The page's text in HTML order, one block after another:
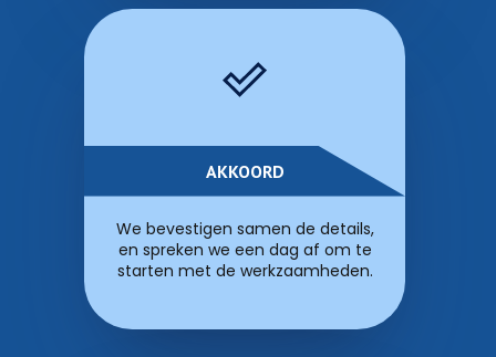
AKKOORD
We bevestigen samen de details,
en spreken we een dag af om te
starten met de werkzaamheden.